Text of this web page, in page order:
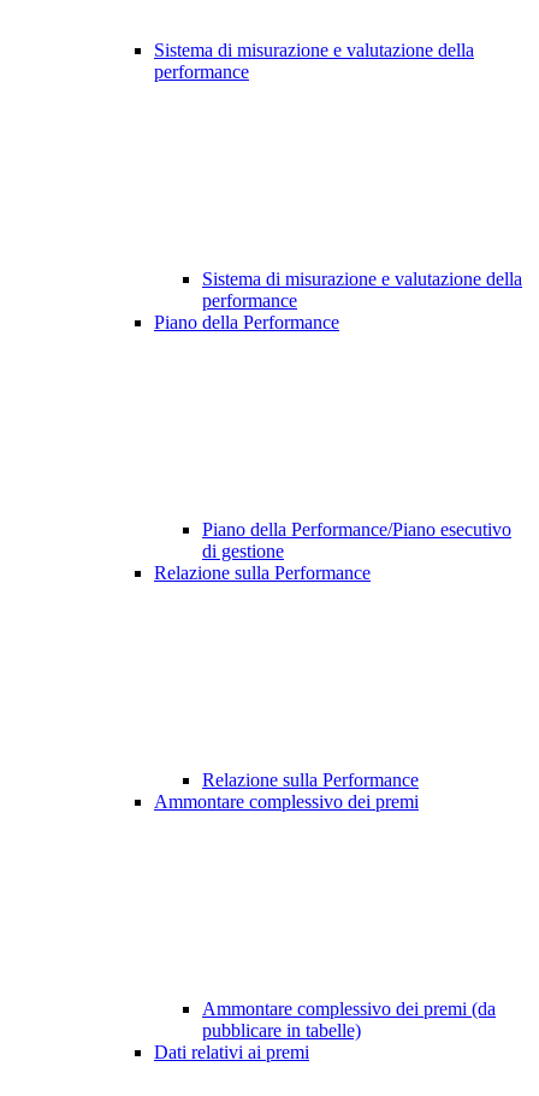
Sistema di misurazione e valutazione della
performance
Sistema di misurazione e valutazione della
performance
Piano della Performance
Piano della Performance/Piano esecutivo
di gestione
Relazione sulla Performance
Relazione sulla Performance
Ammontare complessivo dei premi
Ammontare complessivo dei premi (da
pubblicare in tabelle)
Dati relativi ai premi